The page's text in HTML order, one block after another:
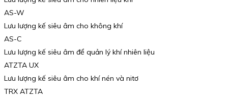
AS-W
Lưu lượng kế siêu âm cho không khí
AS-C
Lưu lượng kế siêu âm để quản lý khí nhiên liệu
ATZTA UX
Lưu lượng kế siêu âm cho khí nén và nitơ
TRX ATZTA